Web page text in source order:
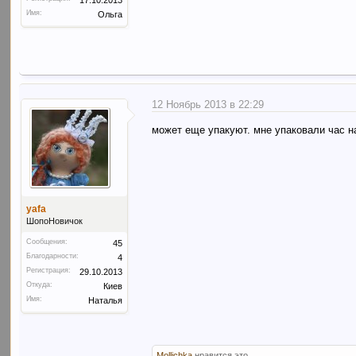
Имя: Ольга
yafa
ШопоНовичок
Сообщения: 45
Благодарности: 4
Регистрация: 29.10.2013
Откуда: Киев
Имя: Наталья
12 Ноябрь 2013 в 22:29
может еще упакуют. мне упаковали час